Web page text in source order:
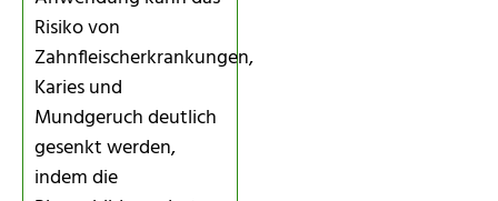
Risiko von
Zahnfleischerkrankungen,
Karies und
Mundgeruch deutlich
gesenkt werden,
indem die